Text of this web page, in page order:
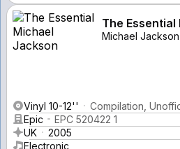
The
Michael Jackson
Vinyl 10-12''
Compilation,
Epic
EPC 520422 1
UK
2005
Electronic